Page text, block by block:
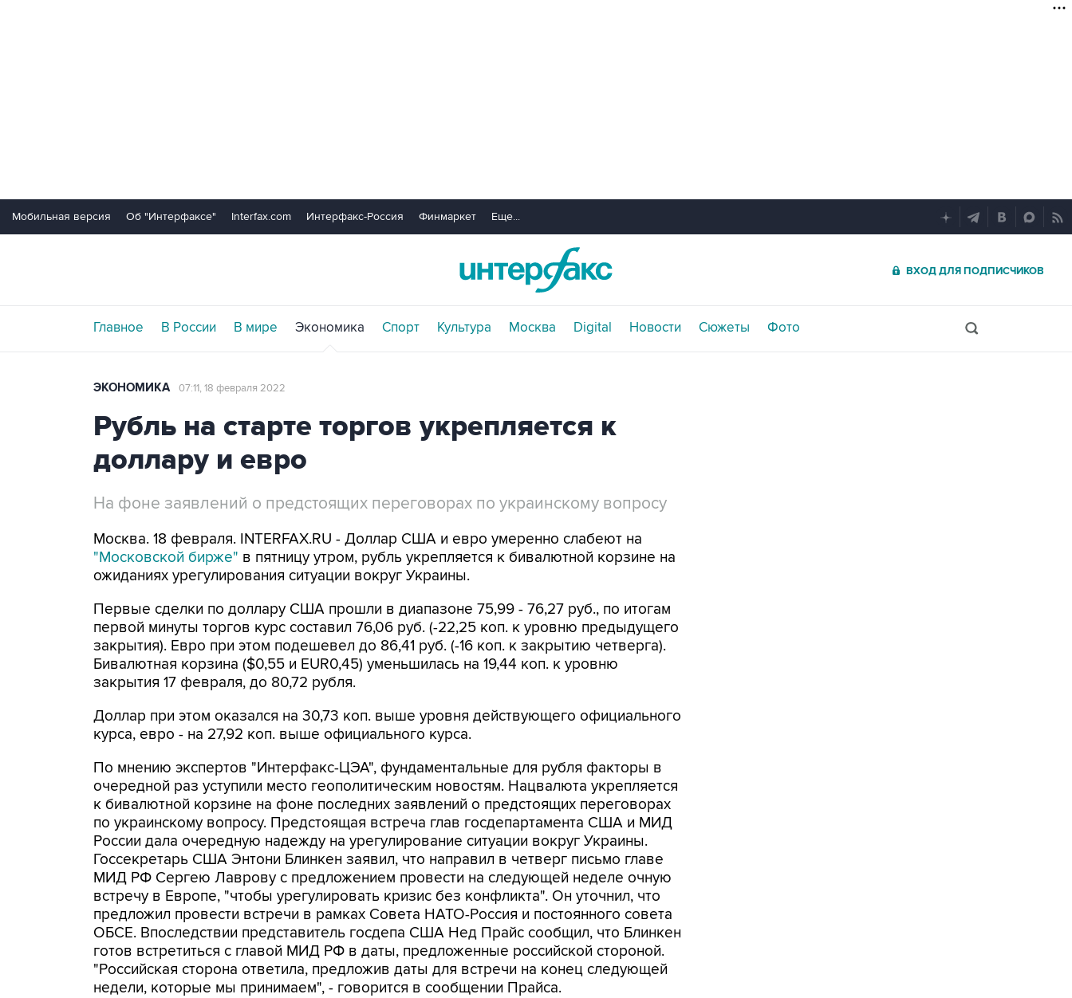
Мобильная версия Об "Интерфаксе" Interfax.com Интерфакс-Россия Финмаркет Еще...
ВХОД ДЛЯ ПОДПИСЧИКОВ
Главное В России В мире Экономика Спорт Культура Москва Digital Новости Сюжеты Фото
ЭКОНОМИКА 07:11, 18 февраля 2022
Рубль на старте торгов укрепляется к
доллару и евро
На фоне заявлений о предстоящих переговорах по украинскому вопросу
Москва. 18 февраля. INTERFAX.RU - Доллар США и евро умеренно слабеют на
"Московской бирже" в пятницу утром, рубль укрепляется к бивалютной корзине на
ожиданиях урегулирования ситуации вокруг Украины.
Первые сделки по доллару США прошли в диапазоне 75,99 - 76,27 руб., по итогам
первой минуты торгов курс составил 76,06 руб. (-22,25 коп. к уровню предыдущего
закрытия). Евро при этом подешевел до 86,41 руб. (-16 коп. к закрытию четверга).
Бивалютная корзина ($0,55 и EUR0,45) уменьшилась на 19,44 коп. к уровню
закрытия 17 февраля, до 80,72 рубля.
Доллар при этом оказался на 30,73 коп. выше уровня действующего официального
курса, евро - на 27,92 коп. выше официального курса.
По мнению экспертов "Интерфакс-ЦЭА", фундаментальные для рубля факторы в
очередной раз уступили место геополитическим новостям. Нацвалюта укрепляется
к бивалютной корзине на фоне последних заявлений о предстоящих переговорах
по украинскому вопросу. Предстоящая встреча глав госдепартамента США и МИД
России дала очередную надежду на урегулирование ситуации вокруг Украины.
Госсекретарь США Энтони Блинкен заявил, что направил в четверг письмо главе
МИД РФ Сергею Лаврову с предложением провести на следующей неделе очную
встречу в Европе, "чтобы урегулировать кризис без конфликта". Он уточнил, что
предложил провести встречи в рамках Совета НАТО-Россия и постоянного совета
ОБСЕ. Впоследствии представитель госдепа США Нед Прайс сообщил, что Блинкен
готов встретиться с главой МИД РФ в даты, предложенные российской стороной.
"Российская сторона ответила, предложив даты для встречи на конец следующей
недели, которые мы принимаем", - говорится в сообщении Прайса.